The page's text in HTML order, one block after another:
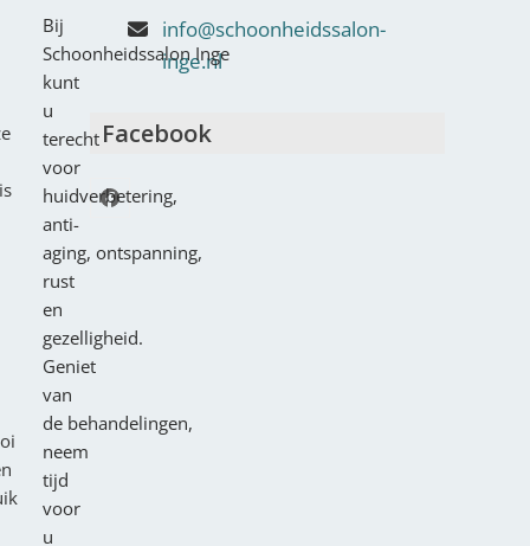
info@schoonheidssalon-
inge.nl
Facebook
Facebook
Bij
Schoonheidssalon Inge
kunt
u
terecht
voor
huidverbetering,
anti-
aging, ontspanning,
rust
en
gezelligheid.
Geniet
van
de behandelingen,
neem
tijd
voor
u